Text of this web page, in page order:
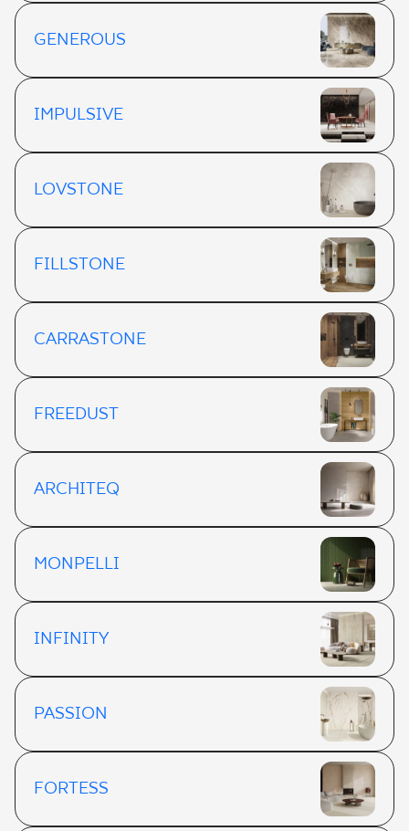
GENEROUS
IMPULSIVE
LOVSTONE
FILLSTONE
CARRASTONE
FREEDUST
ARCHITEQ
MONPELLI
INFINITY
PASSION
FORTESS